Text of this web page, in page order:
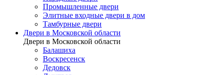
Промышленные двери
Элитные входные двери в дом
Тамбурные двери
Двери в Московской области
Двери в Московской области
Балашиха
Воскресенск
Дедовск